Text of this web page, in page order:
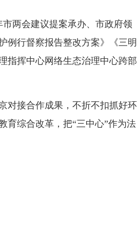
两会建议提案承办、市政府领
例行督察报告整改方案》《三明
指挥中心网络生态治理中心跨部
接合作成果，不折不扣抓好环
育综合改革，把“三中心”作为法